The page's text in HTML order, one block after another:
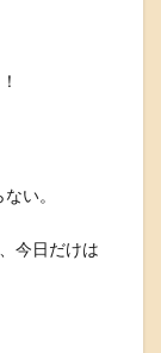
い。
今日だけは